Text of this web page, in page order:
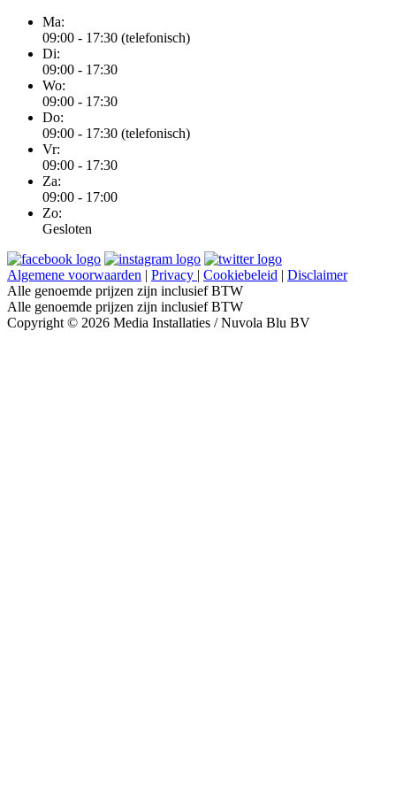
Ma:
09:00 - 17:30 (telefonisch)
Di:
09:00 - 17:30
Wo:
09:00 - 17:30
Do:
09:00 - 17:30 (telefonisch)
Vr:
09:00 - 17:30
Za:
09:00 - 17:00
Zo:
Gesloten
Algemene voorwaarden | Privacy | Cookiebeleid | Disclaimer
Alle genoemde prijzen zijn inclusief BTW
Alle genoemde prijzen zijn inclusief BTW
Copyright © 2026 Media Installaties / Nuvola Blu BV